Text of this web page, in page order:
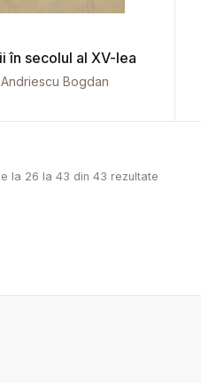
în secolul al XV-lea
Bogdan
la 26 la 43 din 43 rezultate